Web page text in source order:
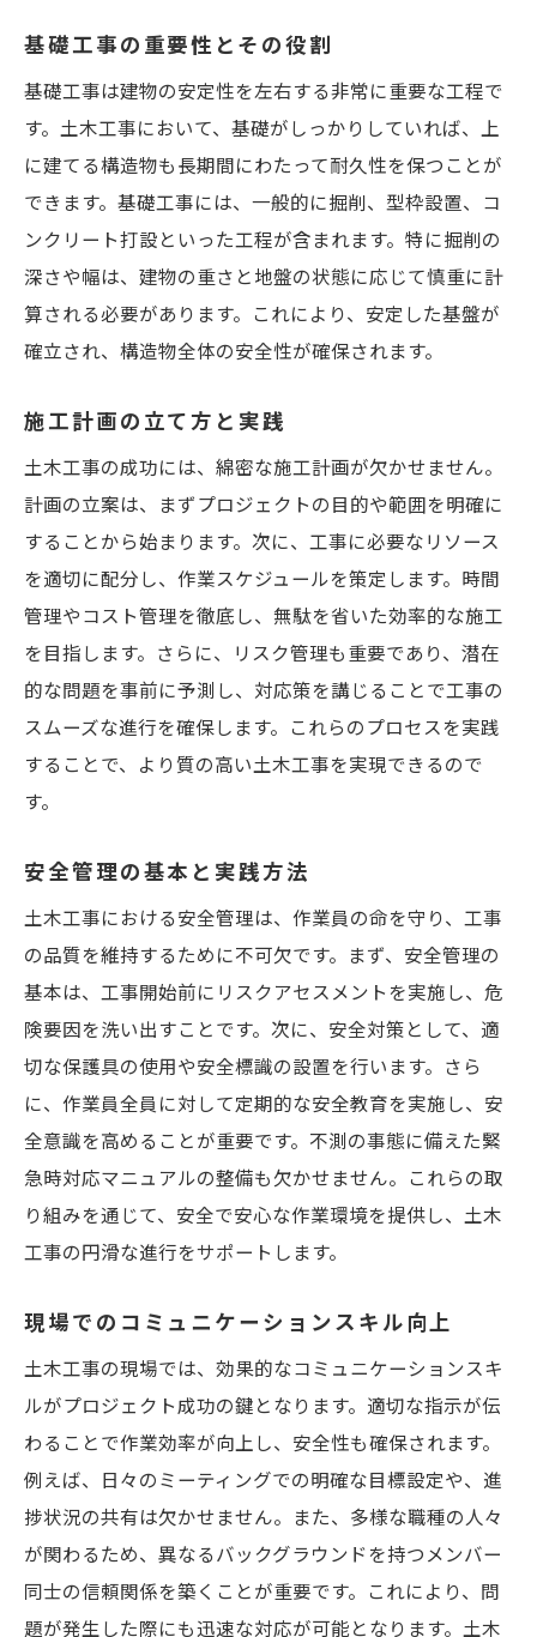
施工図面の読み方と解釈
質の高い施工を実現するための技術
持続可能な開発を意識したスキル
技術講習が土木工事プロフェッショナルへの第
一歩
技術講習のカリキュラムとメリット
プロフェッショナルに必要なマインドセッ
ト
実務経験を活かした学習法
業界の最新動向を知る
ネットワーキングで得る新しいチャンス
講習を通じて得る自信と実績
土木工事の技術講習でインフラを支える知識を
習得
インフラ整備の重要性を理解する
公共工事のプロセスと規制
耐震・防災技術の基礎
都市計画と地域社会への影響
環境影響評価の手法
キャリアアップを目指す土木工事技術講習の魅
力
キャリアパスの選択肢を広げる
資格取得のための戦略
リーダーシップスキルを伸ばす
プロフェッショナルネットワークの構築
技術者としての信頼を高める
継続的な学習とスキル開発
せる
実習を通じたスキルの習得
講師との対話を活かした学び
異業種交流で視野を広げる
継続的なフィードバックで成長を促す
講習後のフォローアップと実践
実務に直結する土木工事の技術講習でスキルを
磨く
基礎工事の重要性とその役割
基礎工事は建物の安定性を左右する非常に重要な工程で
す。土木工事において、基礎がしっかりしていれば、上
に建てる構造物も長期間にわたって耐久性を保つことが
できます。基礎工事には、一般的に掘削、型枠設置、コ
ンクリート打設といった工程が含まれます。特に掘削の
深さや幅は、建物の重さと地盤の状態に応じて慎重に計
算される必要があります。これにより、安定した基盤が
確立され、構造物全体の安全性が確保されます。
施工計画の立て方と実践
土木工事の成功には、綿密な施工計画が欠かせません。
計画の立案は、まずプロジェクトの目的や範囲を明確に
することから始まります。次に、工事に必要なリソース
を適切に配分し、作業スケジュールを策定します。時間
管理やコスト管理を徹底し、無駄を省いた効率的な施工
を目指します。さらに、リスク管理も重要であり、潜在
的な問題を事前に予測し、対応策を講じることで工事の
スムーズな進行を確保します。これらのプロセスを実践
することで、より質の高い土木工事を実現できるので
す。
安全管理の基本と実践方法
土木工事における安全管理は、作業員の命を守り、工事
の品質を維持するために不可欠です。まず、安全管理の
基本は、工事開始前にリスクアセスメントを実施し、危
険要因を洗い出すことです。次に、安全対策として、適
切な保護具の使用や安全標識の設置を行います。さら
に、作業員全員に対して定期的な安全教育を実施し、安
全意識を高めることが重要です。不測の事態に備えた緊
急時対応マニュアルの整備も欠かせません。これらの取
り組みを通じて、安全で安心な作業環境を提供し、土木
工事の円滑な進行をサポートします。
現場でのコミュニケーションスキル向上
土木工事の現場では、効果的なコミュニケーションスキ
ルがプロジェクト成功の鍵となります。適切な指示が伝
わることで作業効率が向上し、安全性も確保されます。
例えば、日々のミーティングでの明確な目標設定や、進
捗状況の共有は欠かせません。また、多様な職種の人々
が関わるため、異なるバックグラウンドを持つメンバー
同士の信頼関係を築くことが重要です。これにより、問
題が発生した際にも迅速な対応が可能となります。土木